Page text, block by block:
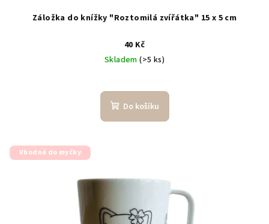
Záložka do knížky "Roztomilá zvířátka" 15 x 5 cm
40 Kč
Skladem(>5 ks)
Do košíku
Vhodné do myčky